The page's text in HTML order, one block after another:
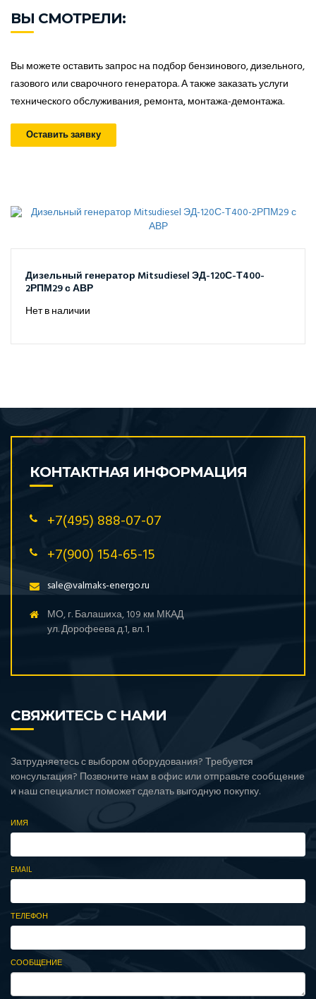
ВЫ СМОТРЕЛИ:
Вы можете оставить запрос на подбор бензинового, дизельного,
газового или сварочного генератора. А также заказать услуги
технического обслуживания, ремонта, монтажа-демонтажа.
Оставить заявку
Дизельный генератор Mitsudiesel ЭД-120С-Т400-
2РПМ29 с АВР
Нет в наличии
КОНТАКТНАЯ ИНФОРМАЦИЯ
+7(495) 888-07-07
+7(900) 154-65-15
sale@valmaks-energo.ru
МО, г. Балашиха, 109 км МКАД
ул. Дорофеева д.1, вл. 1
СВЯЖИТЕСЬ С НАМИ
Затрудняетесь с выбором оборудования? Требуется
консультация? Позвоните нам в офис или отправьте сообщение
и наш специалист поможет сделать выгодную покупку.
ИМЯ
EMAIL
ТЕЛЕФОН
СООБЩЕНИЕ